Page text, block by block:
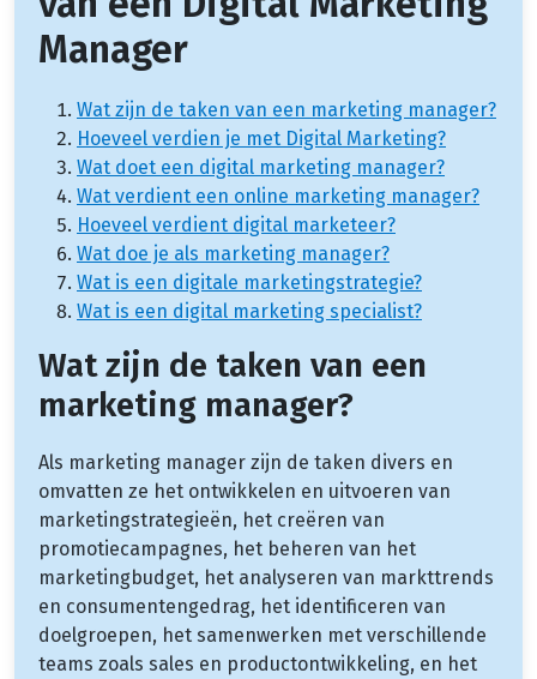
Manager
Wat zijn de taken van een marketing manager?
Hoeveel verdien je met Digital Marketing?
Wat doet een digital marketing manager?
Wat verdient een online marketing manager?
Hoeveel verdient digital marketeer?
Wat doe je als marketing manager?
Wat is een digitale marketingstrategie?
Wat is een digital marketing specialist?
Wat zijn de taken van een
marketing manager?
Als marketing manager zijn de taken divers en
omvatten ze het ontwikkelen en uitvoeren van
marketingstrategieën, het creëren van
promotiecampagnes, het beheren van het
marketingbudget, het analyseren van markttrends
en consumentengedrag, het identificeren van
doelgroepen, het samenwerken met verschillende
teams zoals sales en productontwikkeling, en het